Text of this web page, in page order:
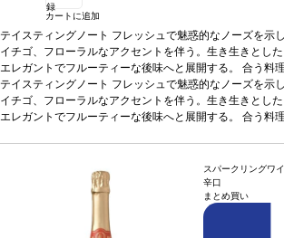
録
カートに追加
テイスティングノート フレッシュで魅惑的なノーズを示
イチゴ、フローラルなアクセントを伴う。生き生きとした
エレガントでフルーティーな後味へと展開する。 合う料理
葡萄品種ピノ・ノワール、サンソー、シャルドネ認証
テイスティングノート フレッシュで魅惑的なノーズを示
イチゴ、フローラルなアクセントを伴う。生き生きとした
エレガントでフルーティーな後味へと展開する。 合う料理
スパークリングワ
辛口
まとめ買い